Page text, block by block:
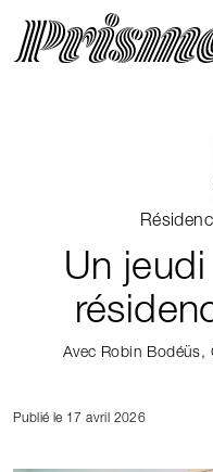
Un
Avec Robin Bodéüs,
Publié le 17 avril 2026